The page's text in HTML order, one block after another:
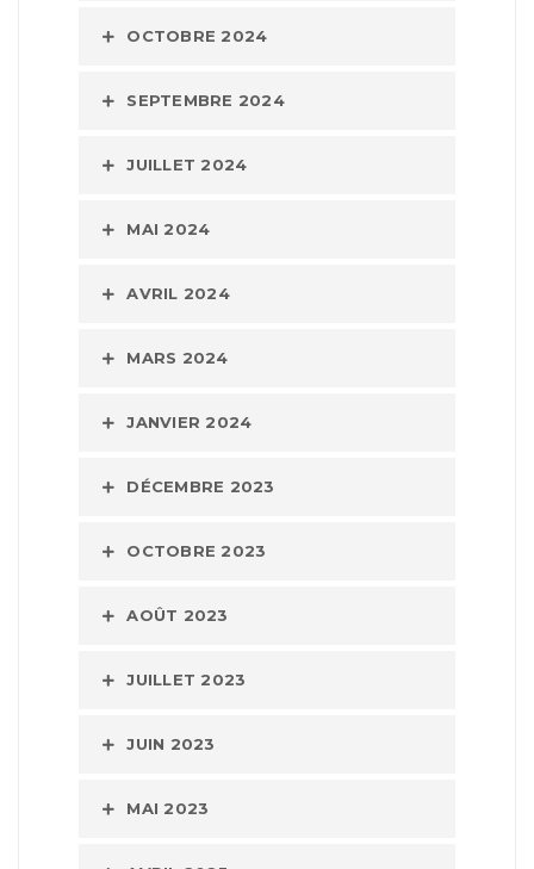
OCTOBRE 2024
SEPTEMBRE 2024
JUILLET 2024
MAI 2024
AVRIL 2024
MARS 2024
JANVIER 2024
DÉCEMBRE 2023
OCTOBRE 2023
AOÛT 2023
JUILLET 2023
JUIN 2023
MAI 2023